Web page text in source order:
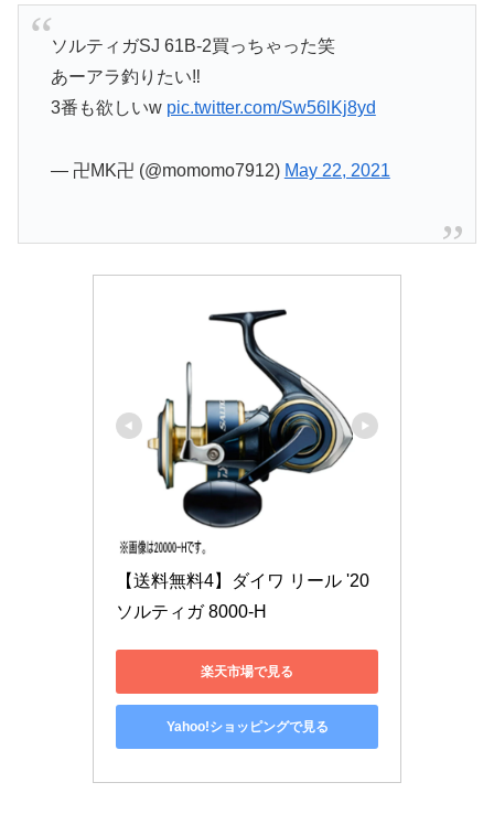
ソルティガSJ 61B-2買っちゃった笑
あーアラ釣りたい‼️
3番も欲しいw pic.twitter.com/Sw56lKj8yd
— 卍MK卍 (@momomo7912) May 22, 2021
【送料無料4】ダイワ リール '20
ソルティガ 8000-H
楽天市場で見る
Yahoo!ショッピングで見る